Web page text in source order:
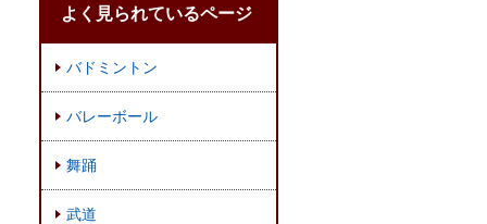
よく見られているページ
バドミントン
バレーボール
舞踊
武道